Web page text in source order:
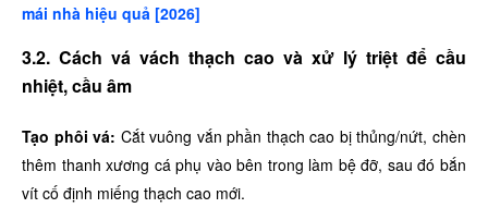
mái nhà hiệu quả [2026]
3.2. Cách vá vách thạch cao và xử lý triệt để cầu
nhiệt, cầu âm
Tạo phôi vá: Cắt vuông vắn phần thạch cao bị thủng/nứt, chèn
thêm thanh xương cá phụ vào bên trong làm bệ đỡ, sau đó bắn
vít cố định miếng thạch cao mới.